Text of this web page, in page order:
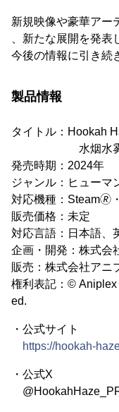
新規映像や豪華アー
、新たな展開を発表
今後の情報に引き続
製品情報
タイトル：Hookah
水烟水雾 ※
発売時期：2024年
ジャンル：ヒューマ
対応機種：Steam🄬
販売価格：未定
対応言語：日本語、
企画・開発：株式会
販売：株式会社アニ
権利表記：© Aniplex
ed.
・公式サイト
https://hookah-
・公式X